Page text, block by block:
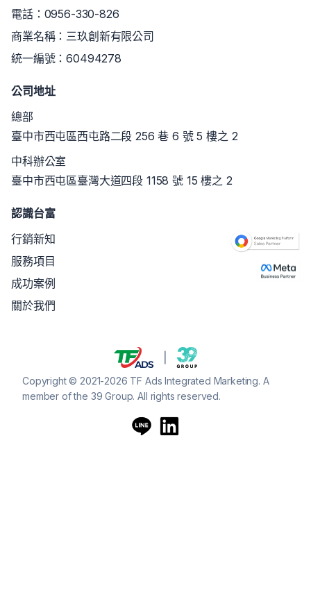
電話： 0956-330-826
商業名稱：三玖創新有限公司
統一編號：60494278
公司地址
總部
臺中市西屯區西屯路二段 256 巷 6 號 5 樓之 2
中科辦公室
臺中市西屯區臺灣大道四段 1158 號 15 樓之 2
認識台富
行銷新知
服務項目
成功案例
關於我們
Copyright © 2021-2026 TF Ads Integrated Marketing. A
member of the 39 Group. All rights reserved.